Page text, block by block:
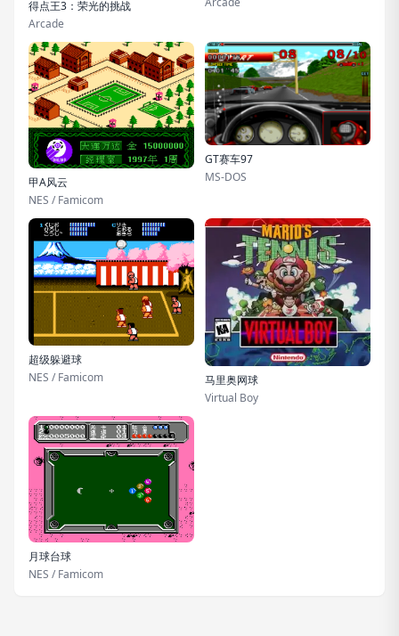
得点王3：荣光的挑战
Arcade
甲A风云
NES / Famicom
GT赛车97
MS-DOS
超级躲避球
NES / Famicom
马里奥网球
Virtual Boy
月球台球
NES / Famicom